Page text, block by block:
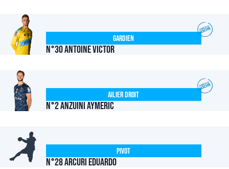
N°30 ANTOINE Victor
Gardien
N°2 ANZUINI Aymeric
Ailier Droit
N°28 ARCURI Eduardo
Pivot